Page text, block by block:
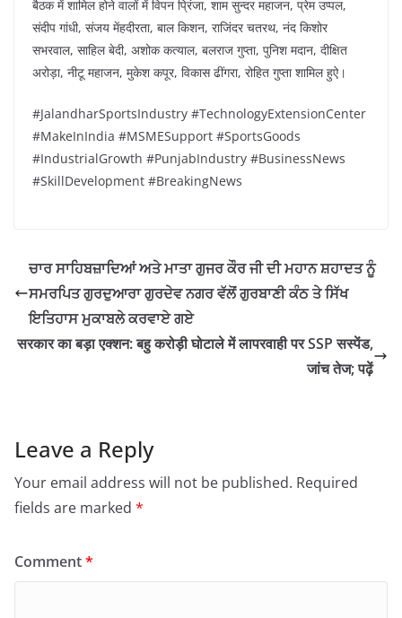
बैठक में शामिल होने वालों में विपन प्रिंजा, शाम सुन्दर महाजन, प्रेम उप्पल,
संदीप गांधी, संजय मेंहदीरता, बाल किशन, राजिंदर चतरथ, नंद किशोर
सभरवाल, साहिल बेदी, अशोक कत्याल, बलराज गुप्ता, पुनिश मदान, दीक्षित
अरोड़ा, नीटू महाजन, मुकेश कपूर, विकास ढींगरा, रोहित गुप्ता शामिल हुऐ।
#JalandharSportsIndustry #TechnologyExtensionCenter
#MakeInIndia #MSMESupport #SportsGoods
#IndustrialGrowth #PunjabIndustry #BusinessNews
#SkillDevelopment #BreakingNews
ਚਾਰ ਸਾਹਿਬਜ਼ਾਦਿਆਂ ਅਤੇ ਮਾਤਾ ਗੁਜਰ ਕੌਰ ਜੀ ਦੀ ਮਹਾਨ ਸ਼ਹਾਦਤ ਨੂੰ
ਸਮਰਪਿਤ ਗੁਰਦੁਆਰਾ ਗੁਰਦੇਵ ਨਗਰ ਵੱਲੋਂ ਗੁਰਬਾਣੀ ਕੰਠ ਤੇ ਸਿੱਖ
ਇਤਿਹਾਸ ਮੁਕਾਬਲੇ ਕਰਵਾਏ ਗਏ
सरकार का बड़ा एक्शन: बहु करोड़ी घोटाले में लापरवाही पर SSP सस्पेंड,
जांच तेज; पढ़ें
Leave a Reply
Your email address will not be published. Required
fields are marked *
Comment*